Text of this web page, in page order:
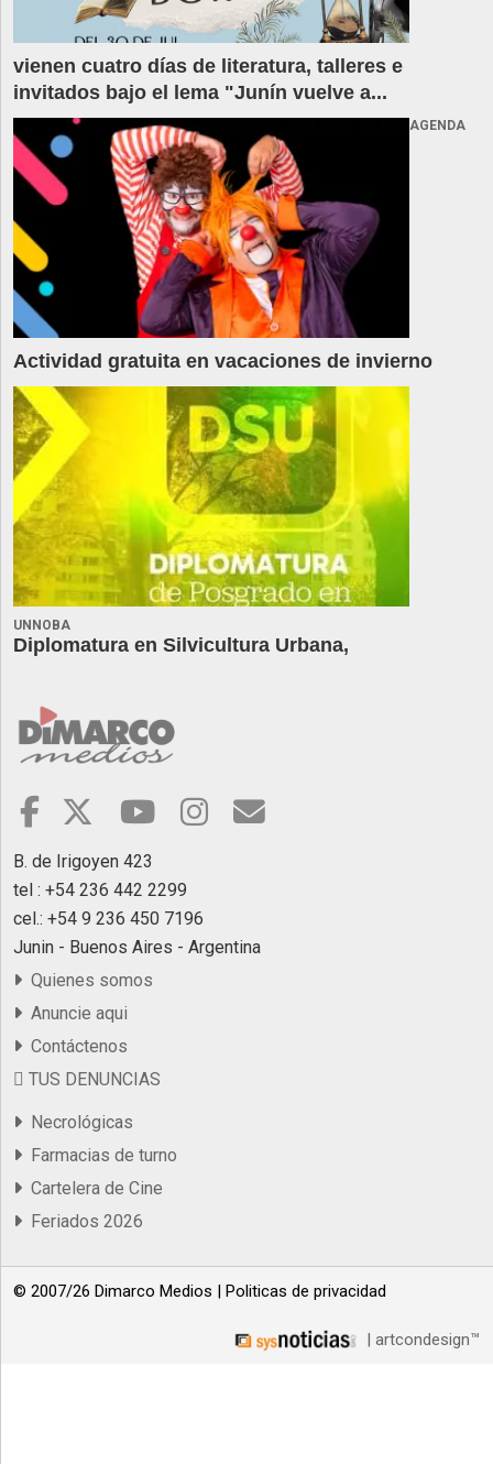
vienen cuatro días de literatura, talleres e
invitados bajo el lema "Junín vuelve a...
AGENDA
Actividad gratuita en vacaciones de invierno
UNNOBA
Diplomatura en Silvicultura Urbana,
B. de Irigoyen 423
tel : +54 236 442 2299
cel.: +54 9 236 450 7196
Junin - Buenos Aires - Argentina
Quienes somos
Anuncie aqui
Contáctenos
TUS DENUNCIAS
Necrológicas
Farmacias de turno
Cartelera de Cine
Feriados 2026
© 2007/26 Dimarco Medios | Politicas de privacidad
| artcondesign™